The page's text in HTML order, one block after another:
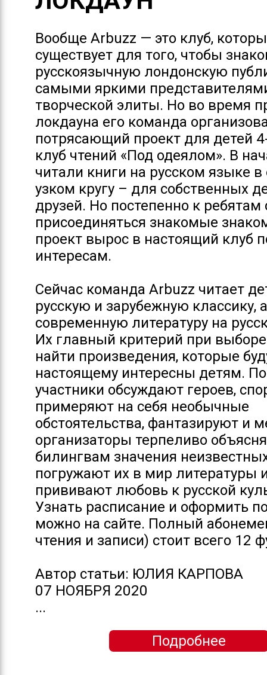
Вообще Arbuzz — это клуб,
существует для того, чтобы
русскоязычную лондонскую
самыми яркими
творческой элиты. Но во время
локдауна его команда
потрясающий проект для детей
клуб чтений «Под одеялом». В
читали книги на русском языке в
узком кругу – для собственных
друзей. Но постепенно к ребятам
присоединяться знакомые
проект вырос в настоящий клуб
интересам.
Сейчас команда Arbuzz читает
русскую и зарубежную классику,
современную литературу на
Их главный критерий при
найти произведения, которые
настоящему интересны детям.
участники обсуждают героев,
примеряют на себя необычные
обстоятельства, фантазируют и
организаторы терпеливо
билингвам значения
погружают их в мир литературы
прививают любовь к русской
Узнать расписание и оформить
можно на сайте. Полный
чтения и записи) стоит всего 12
Автор статьи: ЮЛИЯ КАРПОВА
07 НОЯБРЯ 2020
...
Подробнее